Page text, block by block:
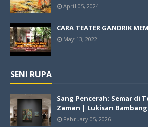
April 05, 2024
CARA TEATER GANDRIK
May 13, 2022
SENI RUPA
Sang Pencerah: Semar di
Zaman | Lukisan
February 05, 2026